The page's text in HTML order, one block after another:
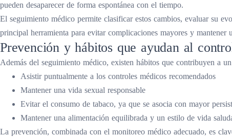
pueden desaparecer de forma espontánea con el tiempo.
El seguimiento médico permite clasificar estos cambios, evaluar su
principal herramienta para evitar complicaciones mayores y mantener
Prevención y hábitos que ayudan al
Además del seguimiento médico, existen hábitos que contribuyen a
Asistir puntualmente a los controles médicos recomendados
Mantener una vida sexual responsable
Evitar el consumo de tabaco, ya que se asocia con mayor
Mantener una alimentación equilibrada y un estilo de vida
La prevención, combinada con el monitoreo médico adecuado, es